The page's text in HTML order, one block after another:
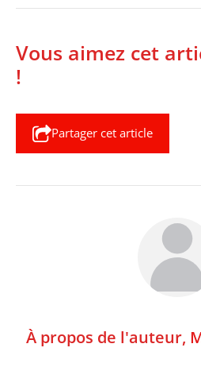
Vous aimez cet
!
Partager cet article
À propos de l'auteur,